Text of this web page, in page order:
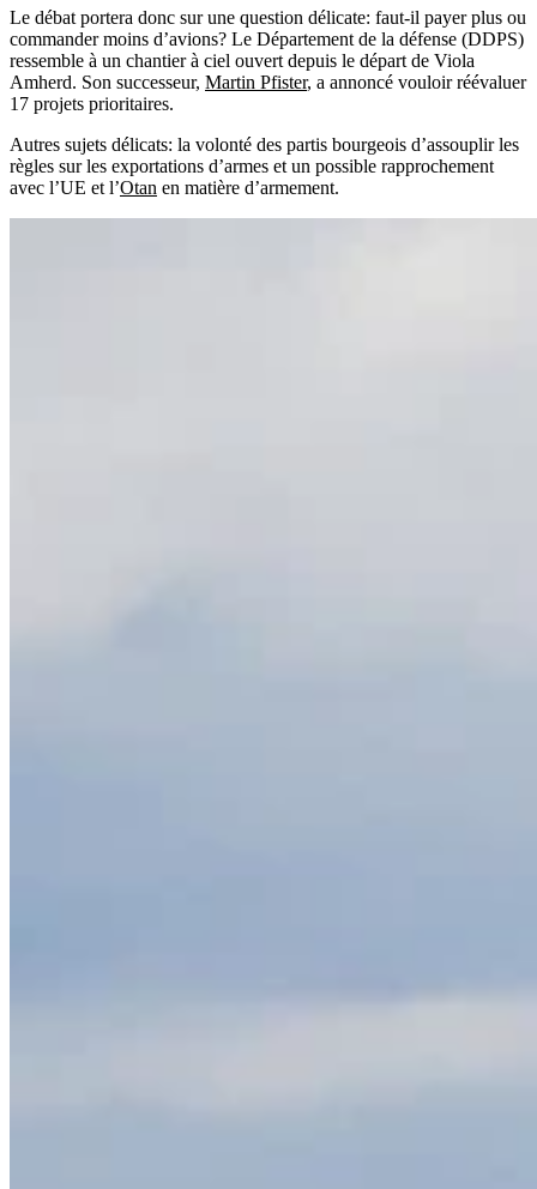
Le débat portera donc sur une question délicate: faut-il payer plus ou
commander moins d’avions? Le Département de la défense (DDPS)
ressemble à un chantier à ciel ouvert depuis le départ de Viola
Amherd. Son successeur, Martin Pfister, a annoncé vouloir réévaluer
17 projets prioritaires.
Autres sujets délicats: la volonté des partis bourgeois d’assouplir les
règles sur les exportations d’armes et un possible rapprochement
avec l’UE et l’Otan en matière d’armement.